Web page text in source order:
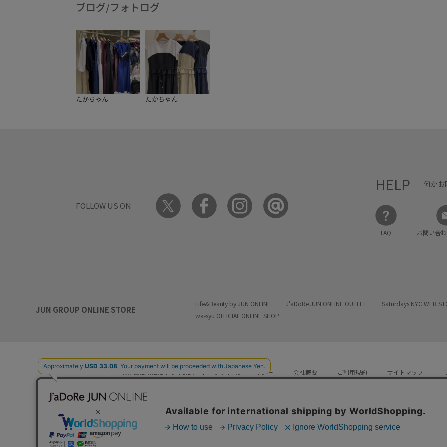
ブログ/フォトログ
たかちゃん たかちゃん
FOLLOW US ON
HELP 何かお
FAQ お問い合
JUN GROUP ONLINE STORE
Life&Beauty by JUN ONLINE J'aDoRe JUN ONLINE OUTLET Saturdays NYC WEB
wa-syu OFFICIAL ONLINE SHOP
特定商取引法に基づく表記 プライバシーポリシー 会社概要 ご利用規約 サイトマップ
YOU ARE CULTURE.